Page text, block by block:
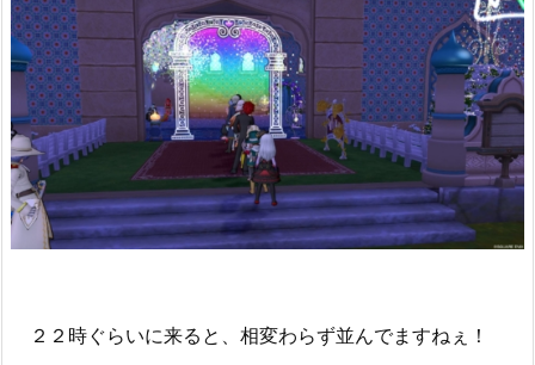
２２時ぐらいに来ると、相変わらず並んでますねぇ！